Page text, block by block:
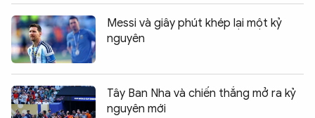
Messi và giây phút khép lại một kỷ
nguyên
Tây Ban Nha và chiến thắng mở ra kỷ
nguyên mới